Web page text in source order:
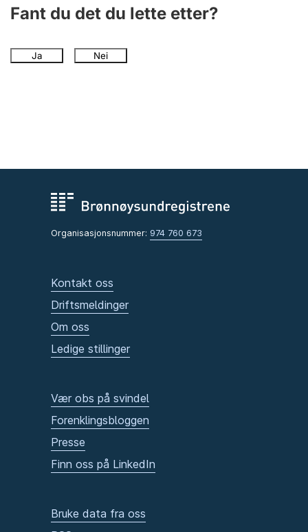
Fant du det du lette etter?
Ja Nei
Organisasjonsnummer: 974 760 673
Kontakt oss
Driftsmeldinger
Om oss
Ledige stillinger
Vær obs på svindel
Forenklingsbloggen
Presse
Finn oss på LinkedIn
Bruke data fra oss